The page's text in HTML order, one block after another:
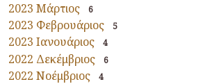
2023 Μάρτιος 6
2023 Φεβρουάριος 5
2023 Ιανουάριος 4
2022 Δεκέμβριος 6
2022 Νοέμβριος 4